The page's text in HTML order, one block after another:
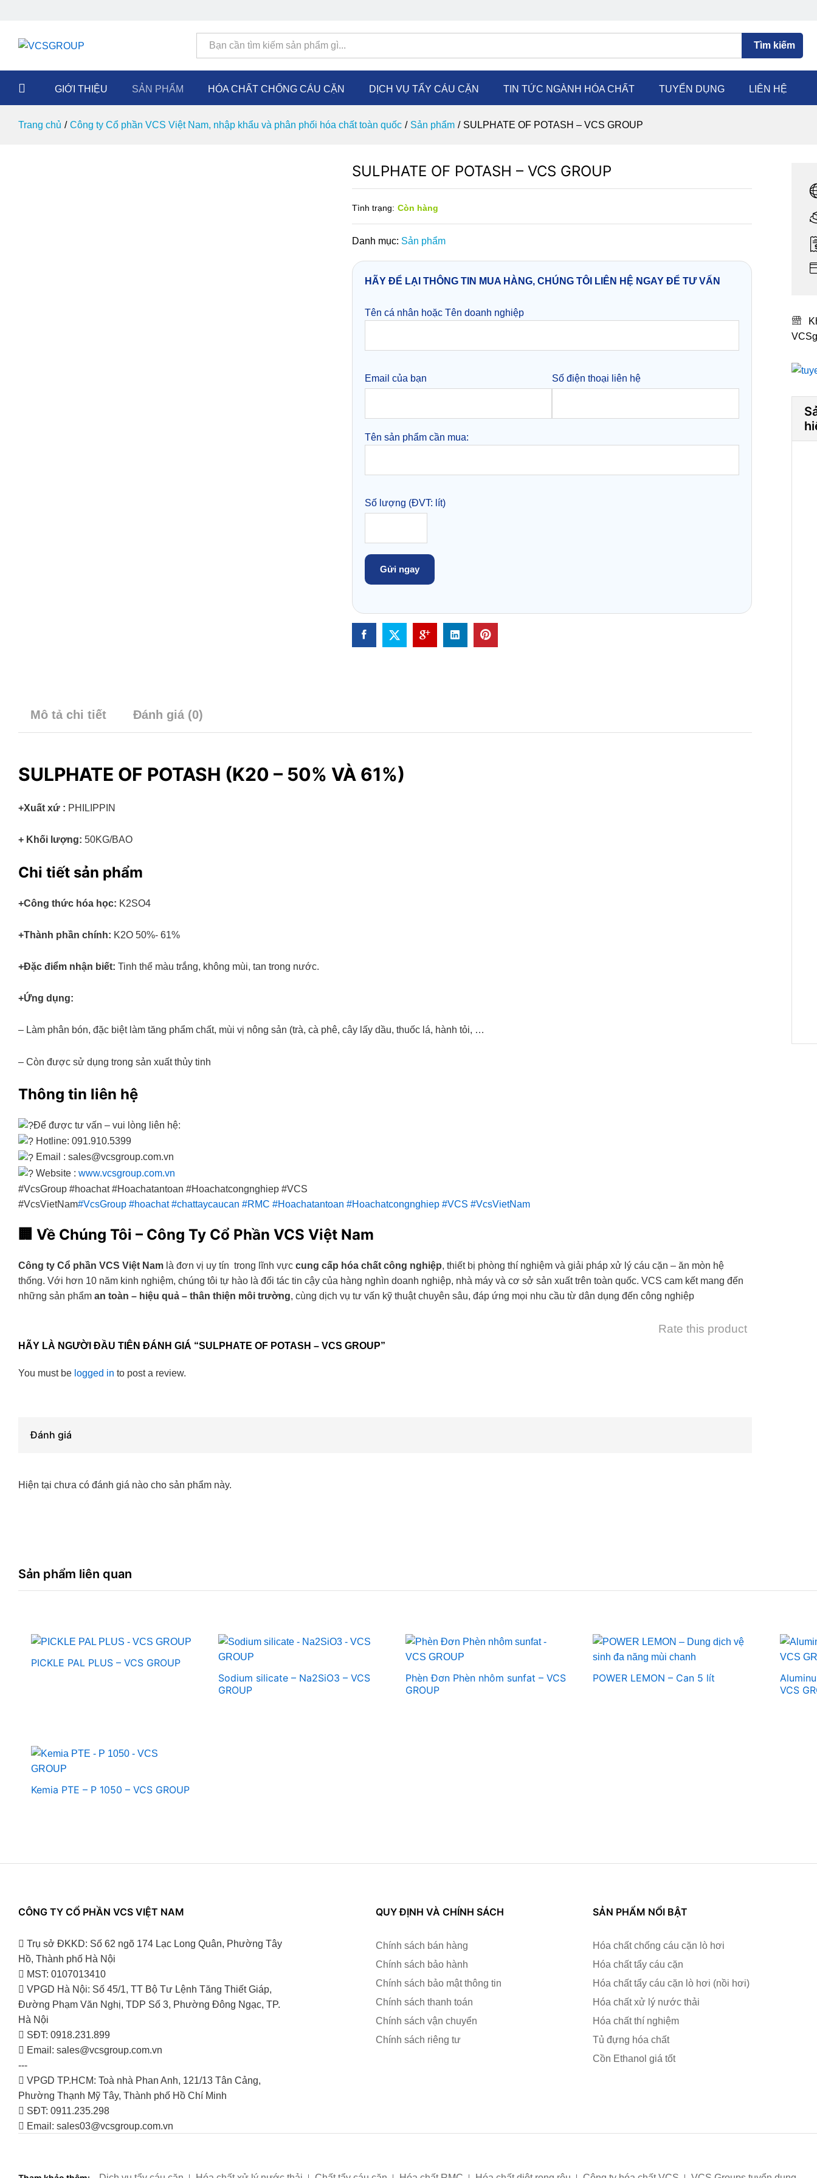
Tất cả Tìm kiếm
GIỚI THIỆU SẢN PHẨM HÓA CHẤT CHỐNG CÁU CẶN DỊCH VỤ TẨY CÁU CẶN TIN TỨC NGÀNH HÓA CHẤT TUYỂN DỤNG LIÊN HỆ
Trang chủ / Công ty Cổ phần VCS Việt Nam, nhập khẩu và phân phối hóa chất toàn quốc / Sản phẩm / SULPHATE OF POTASH – VCS GROUP
SULPHATE OF POTASH – VCS GROUP
Tình trạng: Còn hàng
Danh mục: Sản phẩm
HÃY ĐỂ LẠI THÔNG TIN MUA HÀNG, CHÚNG TÔI LIÊN HỆ NGAY ĐỂ TƯ VẤN
Tên cá nhân hoặc Tên doanh nghiệp
Email của bạn Số điện thoại liên hệ
Tên sản phẩm cần mua:
Số lượng (ĐVT: lít)
Mô tả chi tiết Đánh giá (0)
SULPHATE OF POTASH (K20 – 50% VÀ 61%)
+Xuất xứ : PHILIPPIN
+ Khối lượng: 50KG/BAO
Chi tiết sản phẩm
+Công thức hóa học: K2SO4
+Thành phần chính: K2O 50%- 61%
+Đặc điểm nhận biết: Tinh thể màu trắng, không mùi, tan trong nước.
+Ứng dụng:
– Làm phân bón, đặc biệt làm tăng phẩm chất, mùi vị nông sản (trà, cà phê, cây lấy dầu, thuốc lá, hành tỏi, …
– Còn được sử dụng trong sản xuất thủy tinh
Thông tin liên hệ
Để được tư vấn – vui lòng liên hệ:
Hotline: 091.910.5399
Email : sales@vcsgroup.com.vn
Website : www.vcsgroup.com.vn
#VcsGroup #hoachat #Hoachatantoan #Hoachatcongnghiep #VCS
#VcsVietNam#VcsGroup #hoachat #chattaycaucan #RMC #Hoachatantoan #Hoachatcongnghiep #VCS #VcsVietNam
🏢 Về Chúng Tôi – Công Ty Cổ Phần VCS Việt Nam
Công ty Cổ phần VCS Việt Nam là đơn vị uy tín trong lĩnh vực cung cấp hóa chất công nghiệp, thiết bị phòng thí nghiệm và giải pháp xử lý cáu cặn – ăn mòn hệ
thống. Với hơn 10 năm kinh nghiệm, chúng tôi tự hào là đối tác tin cậy của hàng nghìn doanh nghiệp, nhà máy và cơ sở sản xuất trên toàn quốc. VCS cam kết mang đến
những sản phẩm an toàn – hiệu quả – thân thiện môi trường, cùng dịch vụ tư vấn kỹ thuật chuyên sâu, đáp ứng mọi nhu cầu từ dân dụng đến công nghiệp
Rate this product
HÃY LÀ NGƯỜI ĐẦU TIÊN ĐÁNH GIÁ “SULPHATE OF POTASH – VCS GROUP”
You must be logged in to post a review.
Đánh giá
Hiện tại chưa có đánh giá nào cho sản phẩm này.
Sản phẩm liên quan
PICKLE PAL PLUS – VCS GROUP
Sodium silicate – Na2SiO3 – VCS
GROUP
Phèn Đơn Phèn nhôm sunfat – VCS
GROUP
POWER LEMON – Can 5 lít
VCS
Kemia PTE – P 1050 – VCS GROUP
CÔNG TY CỔ PHẦN VCS VIỆT NAM
Trụ sở ĐKKD: Số 62 ngõ 174 Lạc Long Quân, Phường Tây
Hồ, Thành phố Hà Nội
MST: 0107013410
VPGD Hà Nội: Số 45/1, TT Bộ Tư Lệnh Tăng Thiết Giáp,
Đường Phạm Văn Nghị, TDP Số 3, Phường Đông Ngạc, TP.
Hà Nội
SĐT: 0918.231.899
Email: sales@vcsgroup.com.vn
---
VPGD TP.HCM: Toà nhà Phan Anh, 121/13 Tân Cảng,
Phường Thạnh Mỹ Tây, Thành phố Hồ Chí Minh
SĐT: 0911.235.298
Email: sales03@vcsgroup.com.vn
QUY ĐỊNH VÀ CHÍNH SÁCH
Chính sách bán hàng
Chính sách bảo hành
Chính sách bảo mật thông tin
Chính sách thanh toán
Chính sách vận chuyển
Chính sách riêng tư
SẢN PHẨM NỔI BẬT
Hóa chất chống cáu cặn lò hơi
Hóa chất tẩy cáu cặn
Hóa chất tẩy cáu cặn lò hơi (nồi hơi)
Hóa chất xử lý nước thải
Hóa chất thí nghiệm
Tủ đựng hóa chất
Cồn Ethanol giá tốt